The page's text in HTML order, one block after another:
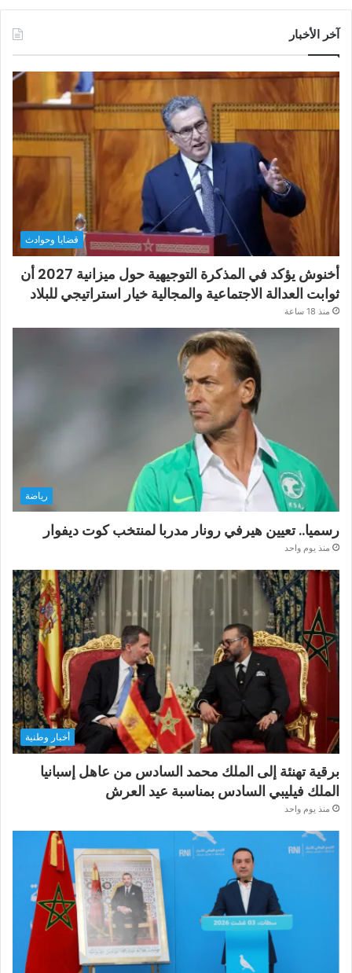
آخر الأخبار
قضايا وحوادث
أخنوش يؤكد في المذكرة التوجيهية حول ميزانية 2027 أن
ثوابت العدالة الاجتماعية والمجالية خيار استراتيجي للبلاد
منذ 18 ساعة
رياضة
رسميا.. تعيين هيرفي رونار مدربا لمنتخب كوت ديفوار
منذ يوم واحد
أخبار وطنية
برقية تهنئة إلى الملك محمد السادس من عاهل إسبانيا
الملك فيليبي السادس بمناسبة عيد العرش
منذ يوم واحد